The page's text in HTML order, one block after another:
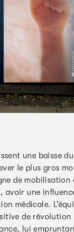
une baisse
le plus gros
de mobilisation
une
médicale.
de révolution
lui